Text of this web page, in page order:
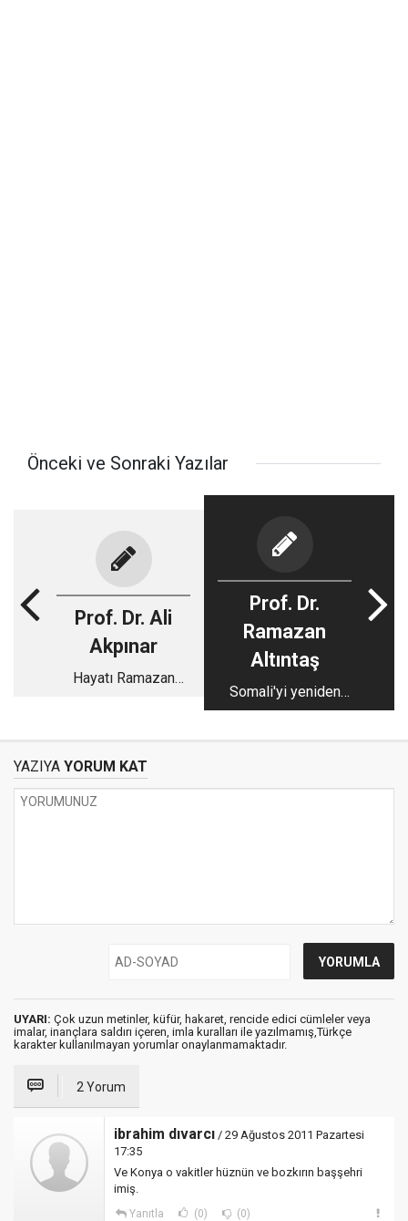
Önceki ve Sonraki Yazılar
Prof. Dr. Ali
Akpınar
Hayatı Ramazan
Prof. Dr.
Ramazan
Altıntaş
Somali'yi yeniden
kuruyoruz
YAZIYA YORUM KAT
UYARI: Çok uzun metinler, küfür, hakaret, rencide edici cümleler veya
imalar, inançlara saldırı içeren, imla kuralları ile yazılmamış,Türkçe
karakter kullanılmayan yorumlar onaylanmamaktadır.
2 Yorum
ibrahim dıvarcı / 29 Ağustos 2011 Pazartesi
17:35
Ve Konya o vakitler hüznün ve bozkırın başşehri
imiş.
Yanıtla (0) (0)